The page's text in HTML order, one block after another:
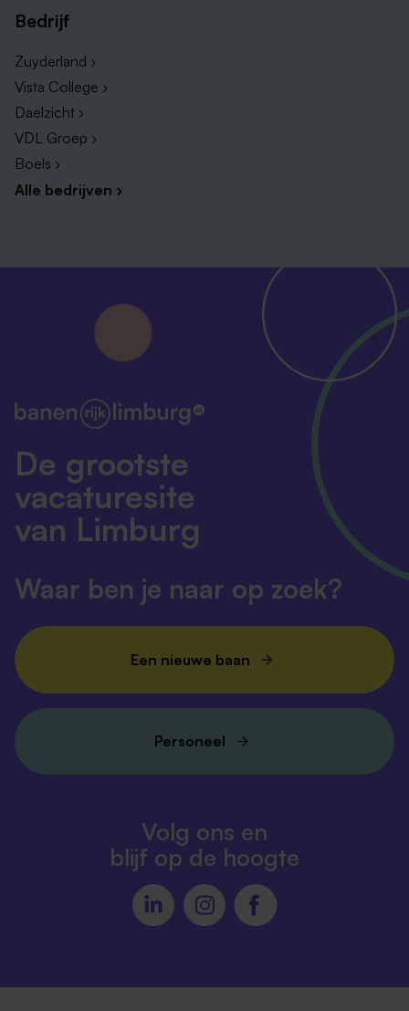
Bedrijf
Zuyderland ›
Vista College ›
Daelzicht ›
VDL Groep ›
Boels ›
Alle bedrijven ›
De grootste
vacaturesite
van Limburg
Waar ben je naar op zoek?
Een nieuwe baan
Personeel
Volg ons en
blijf op de hoogte